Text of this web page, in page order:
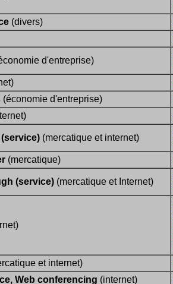
(divers)
d'entreprise)
(économie d'entreprise)
(mercatique et internet)
(mercatique)
(service) (mercatique et Internet)
et internet)
Web conferencing (internet)